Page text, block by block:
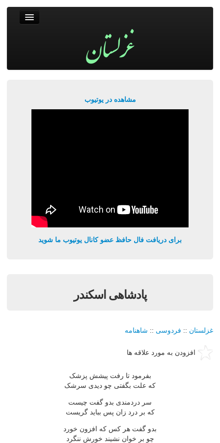
مشاهده در یوتیوب
برای دریافت فال حافظ عضو کانال یوتیوب ما شوید
پادشاهی اسکندر
غزلستان :: فردوسی :: شاهنامه
افزودن به مورد علاقه ها
بفرمود تا رفت پیشش پزشک
که علت بگفتی چو دیدی سرشک
سر دردمندی بدو گفت چیست
که بر درد زان پس بباید گریست
بدو گفت هر کس که افزون خورد
چو بر خوان نشیند خورش ننگرد